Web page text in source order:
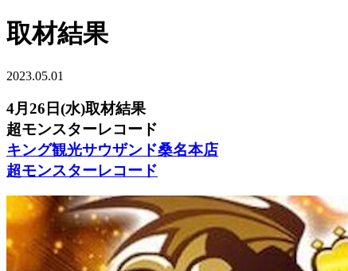
取材結果
2023.05.01
4月26日(水)取材結果
超モンスターレコード
キング観光サウザンド桑名本店
超モンスターレコード